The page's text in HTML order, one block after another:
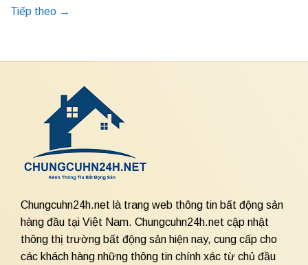
Tiếp theo →
Chungcuhn24h.net là trang web thông tin bất động sản
hàng đầu tại Việt Nam. Chungcuhn24h.net cập nhật
thông thị trường bất động sản hiện nay, cung cấp cho
các khách hàng những thông tin chính xác từ chủ đầu